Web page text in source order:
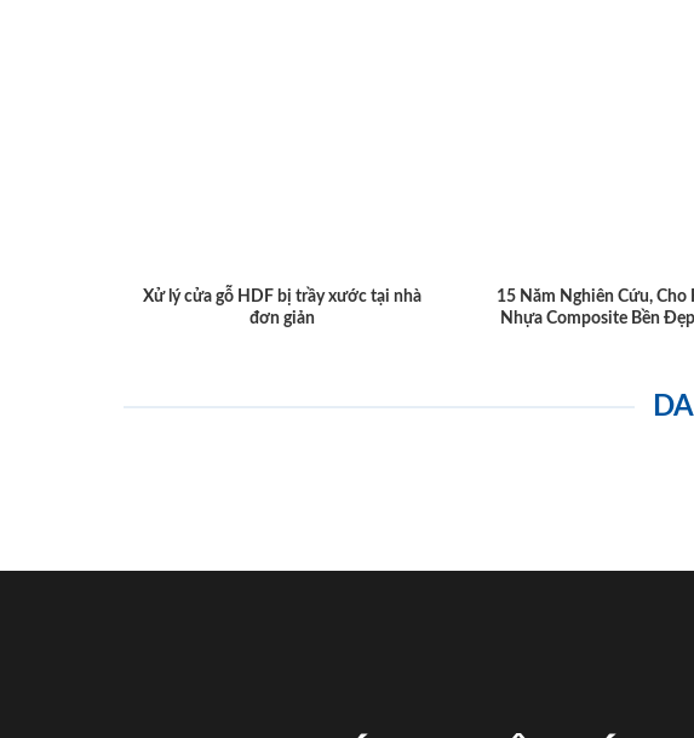
Xử lý cửa gỗ HDF bị trầy xước tại nhà
đơn giản
15 Năm Nghiên Cứu, Cho
Nhựa Composite Bền